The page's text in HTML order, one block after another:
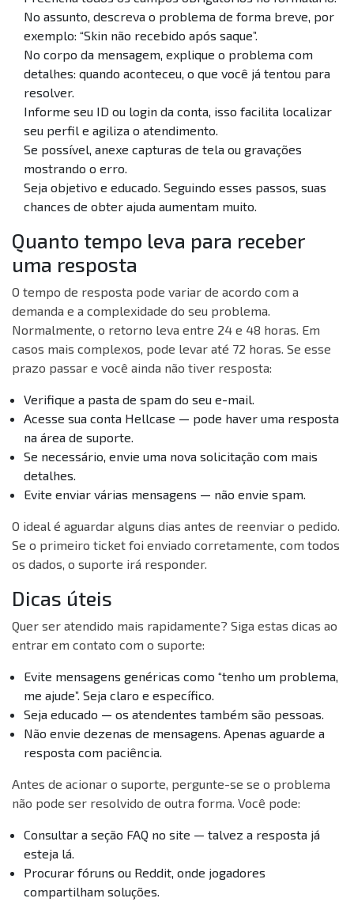
No assunto, descreva o problema de forma breve, por
exemplo: “Skin não recebido após saque”.
No corpo da mensagem, explique o problema com
detalhes: quando aconteceu, o que você já tentou para
resolver.
Informe seu ID ou login da conta, isso facilita localizar
seu perfil e agiliza o atendimento.
Se possível, anexe capturas de tela ou gravações
mostrando o erro.
Seja objetivo e educado. Seguindo esses passos, suas
chances de obter ajuda aumentam muito.
Quanto tempo leva para receber
uma resposta
O tempo de resposta pode variar de acordo com a
demanda e a complexidade do seu problema.
Normalmente, o retorno leva entre 24 e 48 horas. Em
casos mais complexos, pode levar até 72 horas. Se esse
prazo passar e você ainda não tiver resposta:
Verifique a pasta de spam do seu e-mail.
Acesse sua conta Hellcase — pode haver uma resposta
na área de suporte.
Se necessário, envie uma nova solicitação com mais
detalhes.
Evite enviar várias mensagens — não envie spam.
O ideal é aguardar alguns dias antes de reenviar o pedido.
Se o primeiro ticket foi enviado corretamente, com todos
os dados, o suporte irá responder.
Dicas úteis
Quer ser atendido mais rapidamente? Siga estas dicas ao
entrar em contato com o suporte:
Evite mensagens genéricas como “tenho um problema,
me ajude”. Seja claro e específico.
Seja educado — os atendentes também são pessoas.
Não envie dezenas de mensagens. Apenas aguarde a
resposta com paciência.
Antes de acionar o suporte, pergunte-se se o problema
não pode ser resolvido de outra forma. Você pode:
Consultar a seção FAQ no site — talvez a resposta já
esteja lá.
Procurar fóruns ou Reddit, onde jogadores
compartilham soluções.